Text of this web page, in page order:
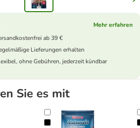
Mehr erfahren
ab 39 €
Lieferungen erhalten
ohne Gebühren, jederzeit kündbar
Sie es mit
Rocco Rinderpansen grün